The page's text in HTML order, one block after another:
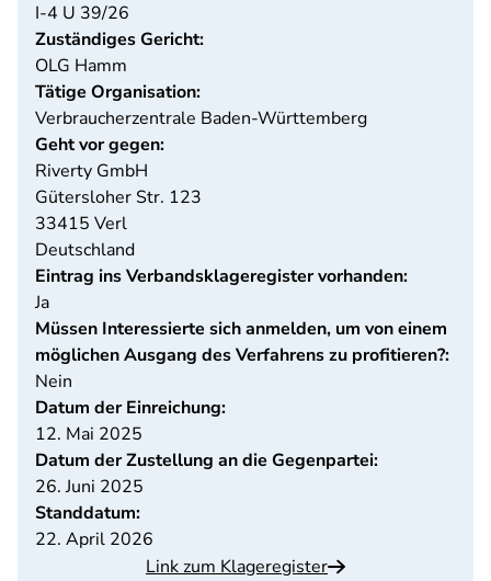
I-4 U 39/26
Zuständiges Gericht:
OLG Hamm
Tätige Organisation:
Verbraucherzentrale Baden-Württemberg
Geht vor gegen:
Riverty GmbH
Gütersloher Str. 123
33415 Verl
Deutschland
Eintrag ins Verbandsklageregister vorhanden:
Ja
Müssen Interessierte sich anmelden, um von einem
möglichen Ausgang des Verfahrens zu profitieren?:
Nein
Datum der Einreichung:
12. Mai 2025
Datum der Zustellung an die Gegenpartei:
26. Juni 2025
Standdatum:
22. April 2026
Link zum Klageregister